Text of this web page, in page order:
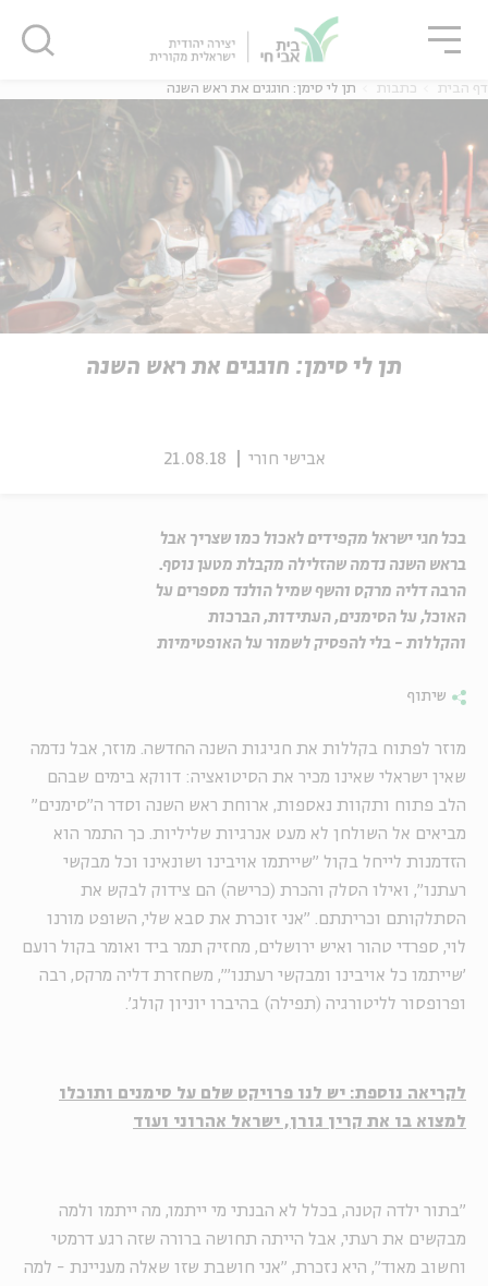
אנגלית נוער
אנגלית
דף הבית כתבות תן לי סימן: חוגגים את ראש השנה
תן לי סימן: חוגגים את ראש השנה
אבישי חורי 21.08.18
בכל חגי ישראל מקפידים לאכול כמו שצריך אבל
בראש השנה נדמה שהזלילה מקבלת מטען נוסף.
הרבה דליה מרקס והשף שמיל הולנד מספרים על
האוכל, על הסימנים, העתידות, הברכות
והקללות - בלי להפסיק לשמור על האופטימיות
שיתוף
מוזר לפתוח בקללות את חגיגות השנה החדשה. מוזר, אבל נדמה
שאין ישראלי שאינו מכיר את הסיטואציה: דווקא בימים שבהם
הלב פתוח ותקוות נאספות, ארוחת ראש השנה וסדר ה"סימנים"
מביאים אל השולחן לא מעט אנרגיות שליליות. כך התמר הוא
הזדמנות לייחל בקול "שייתמו אויבינו ושונאינו וכל מבקשי
רעתנו", ואילו הסלק והכרת (כרישה) הם צידוק לבקש את
הסתלקותם וכריתתם. "אני זוכרת את סבא שלי, השופט מורנו
לוי, ספרדי טהור ואיש ירושלים, מחזיק תמר ביד ואומר בקול רועם
'שייתמו כל אויבינו ומבקשי רעתנו'", משחזרת דליה מרקס, רבה
ופרופסור לליטורגיה (תפילה) בהיברו יוניון קולג'.
לקריאה נוספת: יש לנו פרויקט שלם על סימנים ותוכלו
למצוא בו את קרין גורן, ישראל אהרוני ועוד
"בתור ילדה קטנה, בכלל לא הבנתי מי ייתמו, מה ייתמו ולמה
מבקשים את רעתי, אבל הייתה תחושה ברורה שזה רגע דרמטי
וחשוב מאוד", היא נזכרת, "אני חושבת שזו שאלה מעניינת - למה
סגור